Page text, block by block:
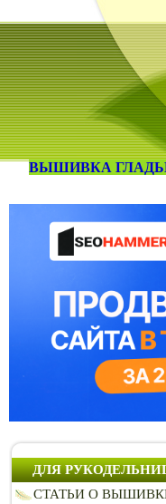
ВЫШИВКА
ДЛЯ
СТАТЬИ О